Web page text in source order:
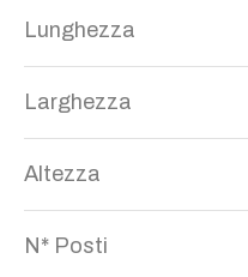
Lunghezza
Larghezza
Altezza
N* Posti